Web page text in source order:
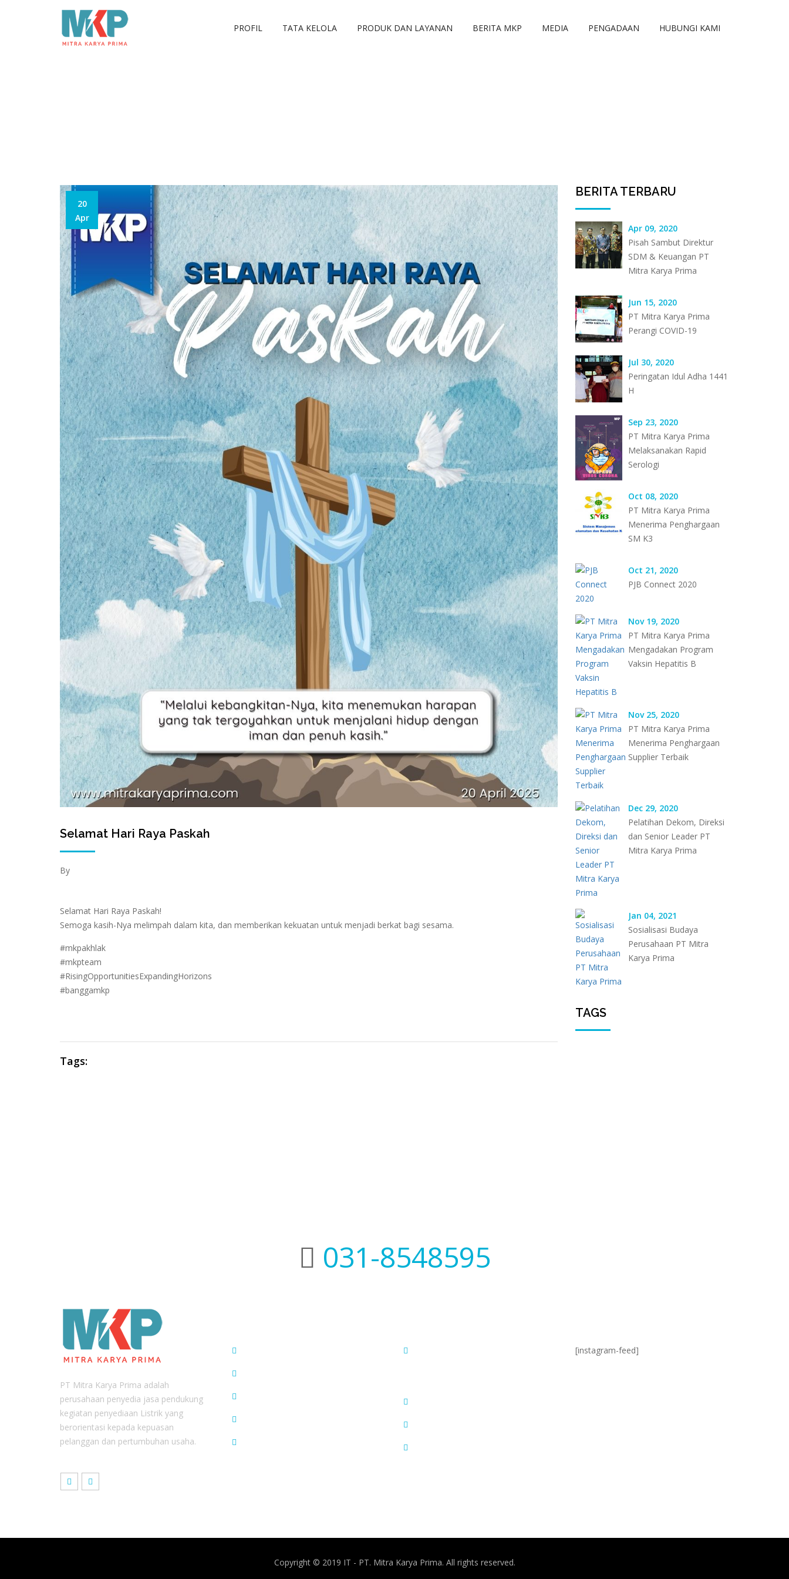
PROFIL TATA KELOLA PRODUK DAN LAYANAN BERITA MKP MEDIA PENGADAAN HUBUNGI KAMI
20
Apr
Selamat Hari Raya Paskah
By
Selamat Hari Raya Paskah!
Semoga kasih-Nya melimpah dalam kita, dan memberikan kekuatan untuk menjadi berkat bagi sesama.
#mkpakhlak
#mkpteam
#RisingOpportunitiesExpandingHorizons
#banggamkp
Tags:
BERITA TERBARU
Apr 09, 2020
Pisah Sambut Direktur
SDM & Keuangan PT
Mitra Karya Prima
Jun 15, 2020
PT Mitra Karya Prima
Perangi COVID-19
Jul 30, 2020
Peringatan Idul Adha 1441
H
Sep 23, 2020
PT Mitra Karya Prima
Melaksanakan Rapid
Serologi
Oct 08, 2020
PT Mitra Karya Prima
Menerima Penghargaan
SM K3
Oct 21, 2020
PJB Connect 2020
Nov 19, 2020
PT Mitra Karya Prima
Mengadakan Program
Vaksin Hepatitis B
Nov 25, 2020
PT Mitra Karya Prima
Menerima Penghargaan
Supplier Terbaik
Dec 29, 2020
Pelatihan Dekom, Direksi
dan Senior Leader PT
Mitra Karya Prima
Jan 04, 2021
Sosialisasi Budaya
Perusahaan PT Mitra
Karya Prima
TAGS
031-8548595
PT Mitra Karya Prima adalah
perusahaan penyedia jasa pendukung
kegiatan penyediaan Listrik yang
berorientasi kepada kepuasan
pelanggan dan pertumbuhan usaha.
[instagram-feed]
Copyright © 2019 IT - PT. Mitra Karya Prima. All rights reserved.